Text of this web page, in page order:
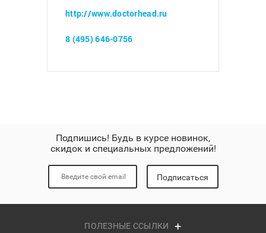
http://www.doctorhead.ru
8 (495) 646-0756
Подпишись! Будь в курсе новинок,
скидок и специальных предложений!
Подписаться
ПОЛЕЗНЫЕ ССЫЛКИ